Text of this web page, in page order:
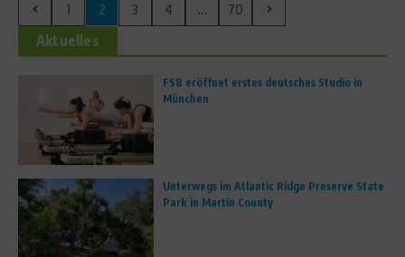
1 2 3 4 ... 70
Aktuelles
FS8 eröffnet erstes deutsches Studio in
München
Unterwegs im Atlantic Ridge Preserve State
Park in Martin County